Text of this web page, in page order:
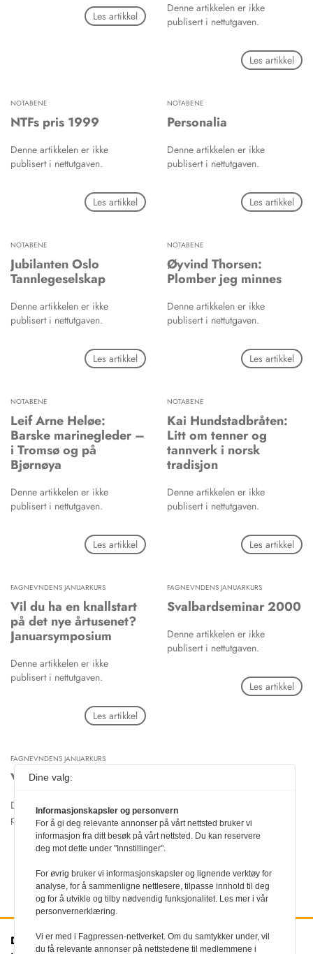
Les artikkel
Denne artikkelen er ikke
publisert i nettutgaven.
Les artikkel
NOTABENE
NTFs pris 1999
Denne artikkelen er ikke
publisert i nettutgaven.
Les artikkel
NOTABENE
Personalia
Denne artikkelen er ikke
publisert i nettutgaven.
Les artikkel
NOTABENE
Jubilanten Oslo
Tannlegeselskap
Denne artikkelen er ikke
publisert i nettutgaven.
Les artikkel
NOTABENE
Øyvind Thorsen:
Plomber jeg minnes
Denne artikkelen er ikke
publisert i nettutgaven.
Les artikkel
NOTABENE
Leif Arne Heløe:
Barske marinegleder –
i Tromsø og på
Bjørnøya
Denne artikkelen er ikke
publisert i nettutgaven.
Les artikkel
NOTABENE
Kai Hundstadbråten:
Litt om tenner og
tannverk i norsk
tradisjon
Denne artikkelen er ikke
publisert i nettutgaven.
Les artikkel
FAGNEVNDENS JANUARKURS
Vil du ha en knallstart
på det nye årtusenet?
Januarsymposium
Denne artikkelen er ikke
publisert i nettutgaven.
Les artikkel
FAGNEVNDENS JANUARKURS
Svalbardseminar 2000
Denne artikkelen er ikke
publisert i nettutgaven.
Les artikkel
FAGNEVNDENS JANUARKURS
Vinterseminar 2000
Denne artikkelen er ikke
publisert i nettutgaven.
Den norske
Kontakt oss
Dine valg:
Informasjonskapsler og personvern
For å gi deg relevante annonser på vårt nettsted bruker vi
informasjon fra ditt besøk på vårt nettsted. Du kan reservere
deg mot dette under "Innstillinger".
For øvrig bruker vi informasjonskapsler og lignende verktøy for
analyse, for å sammenligne nettlesere, tilpasse innhold til deg
og for å utvikle og tilby nødvendig funksjonalitet. Les mer i vår
personvernerklæring.
Vi er med i Fagpressen-nettverket. Om du samtykker under, vil
du få relevante annonser på nettstedene til medlemmene i